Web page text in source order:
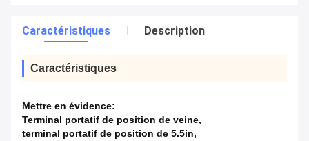
Caractéristiques Description
Caractéristiques
Mettre en évidence:
Terminal portatif de position de veine,
terminal portatif de position de 5.5in,